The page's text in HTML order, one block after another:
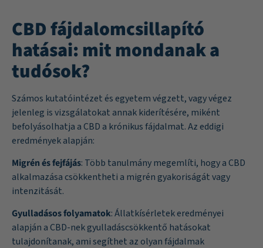
CBD fájdalomcsillapító
hatásai: mit mondanak a
tudósok?
Számos kutatóintézet és egyetem végzett, vagy végez
jelenleg is vizsgálatokat annak kiderítésére, miként
befolyásolhatja a CBD a krónikus fájdalmat. Az eddigi
eredmények alapján:
Migrén és fejfájás: Több tanulmány megemlíti, hogy a CBD
alkalmazása csökkentheti a migrén gyakoriságát vagy
intenzitását.
Gyulladásos folyamatok: Állatkísérletek eredményei
alapján a CBD-nek gyulladáscsökkentő hatásokat
tulajdonítanak, ami segíthet az olyan fájdalmak